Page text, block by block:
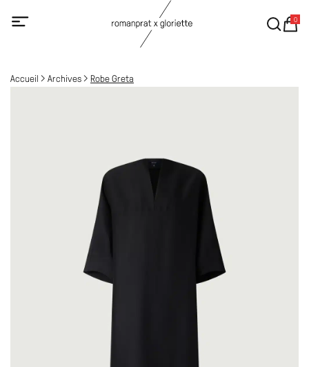
0
Accueil Archives Robe Greta